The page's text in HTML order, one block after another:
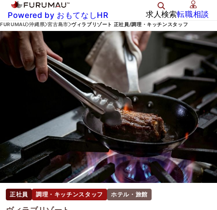
Powered by おもてなしHR 求人検索転職相談
FURUMAU 沖縄県 宮古島市 ヴィラブリゾート 正社員/調理・キッチンスタッフ
正社員 調理・キッチンスタッフ ホテル・旅館